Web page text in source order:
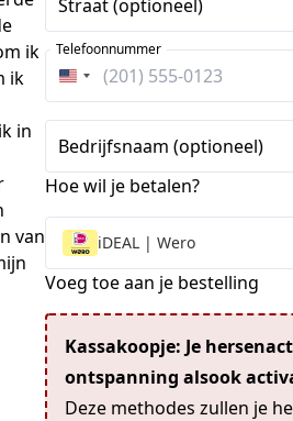
ik
ik
in
van
Straat (optioneel)
Verenigde
Staten
+1
Telefoonnummer
Bedrijfsnaam (optioneel)
Hoe wil je betalen?
iDEAL | Wero
Voeg toe aan je bestelling
Kassakoopje: Je
ontspanning alsook
Deze methodes zullen je